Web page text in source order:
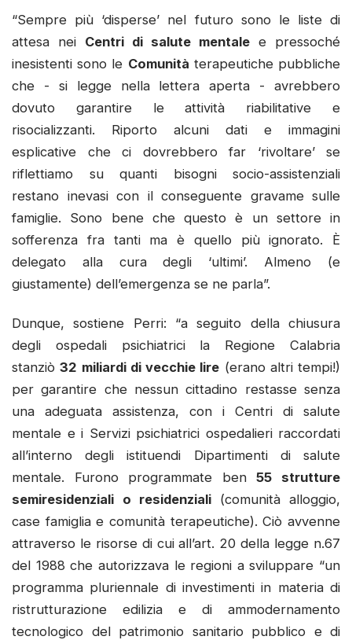
“Sempre più ‘disperse’ nel futuro sono le liste di
attesa nei Centri di salute mentale e pressoché
inesistenti sono le Comunità terapeutiche pubbliche
che - si legge nella lettera aperta - avrebbero
dovuto garantire le attività riabilitative e
risocializzanti. Riporto alcuni dati e immagini
esplicative che ci dovrebbero far ‘rivoltare’ se
riflettiamo su quanti bisogni socio-assistenziali
restano inevasi con il conseguente gravame sulle
famiglie. Sono bene che questo è un settore in
sofferenza fra tanti ma è quello più ignorato. È
delegato alla cura degli ‘ultimi’. Almeno (e
giustamente) dell’emergenza se ne parla”.
Dunque, sostiene Perri: “a seguito della chiusura
degli ospedali psichiatrici la Regione Calabria
stanziò32 miliardi di vecchie lire (erano altri tempi!)
per garantire che nessun cittadino restasse senza
una adeguata assistenza, con i Centri di salute
mentale e i Servizi psichiatrici ospedalieri raccordati
all’interno degli istituendi Dipartimenti di salute
mentale. Furono programmate ben55 strutture
semiresidenziali o residenziali (comunità alloggio,
case famiglia e comunità terapeutiche). Ciò avvenne
attraverso le risorse di cui all’art. 20 della legge n.67
del 1988 che autorizzava le regioni a sviluppare “un
programma pluriennale di investimenti in materia di
ristrutturazione edilizia e di ammodernamento
tecnologico del patrimonio sanitario pubblico e di